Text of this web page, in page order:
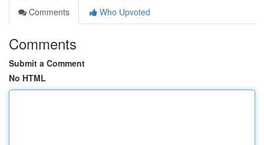
Comments
Who Upvoted
Comments
Submit a Comment
No HTML